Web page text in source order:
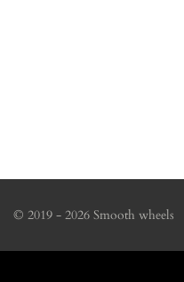
© 2019 - 2026 Smooth wheels